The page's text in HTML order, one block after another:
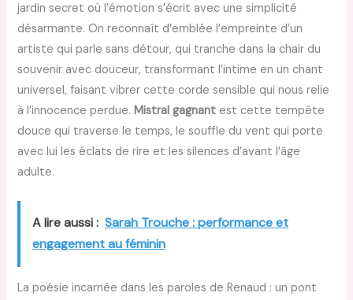
jardin secret où l’émotion s’écrit avec une simplicité
désarmante. On reconnaît d’emblée l’empreinte d’un
artiste qui parle sans détour, qui tranche dans la chair du
souvenir avec douceur, transformant l’intime en un chant
universel, faisant vibrer cette corde sensible qui nous relie
à l’innocence perdue.Mistral gagnant est cette tempête
douce qui traverse le temps, le souffle du vent qui porte
avec lui les éclats de rire et les silences d’avant l’âge
adulte.
A lire aussi : Sarah Trouche : performance et
engagement au féminin
La poésie incarnée dans les paroles de Renaud : un pont